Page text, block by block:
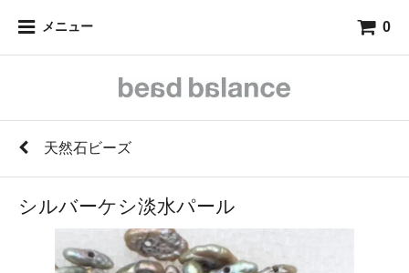
メニュー 0
天然石ビーズ
シルバーケシ淡水パール